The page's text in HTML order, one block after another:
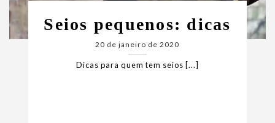
Seios pequenos: dicas
20 de janeiro de 2020
Dicas para quem tem seios [...]